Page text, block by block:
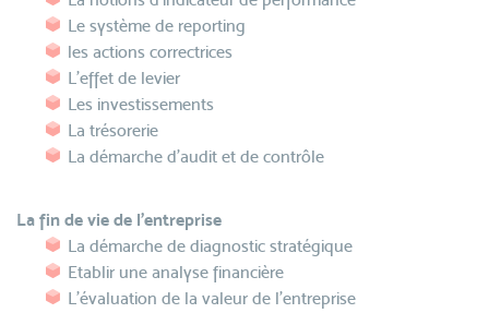
Le système de reporting
les actions correctrices
L'effet de levier
Les investissements
La trésorerie
La démarche d'audit et de contrôle
La fin de vie de l'entreprise
La démarche de diagnostic stratégique
Etablir une analyse financière
L'évaluation de la valeur de l'entreprise